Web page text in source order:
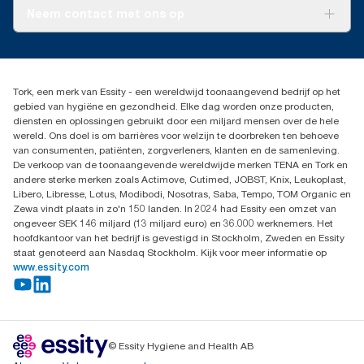
Dispenserklacht
02 766 05 30
Essity Belgium NV
Berkenlaan 8B
1831 MACHELEN
Tork, een merk van Essity - een wereldwijd toonaangevend bedrijf op het
gebied van hygiëne en gezondheid. Elke dag worden onze producten,
diensten en oplossingen gebruikt door een miljard mensen over de hele
wereld. Ons doel is om barrières voor welzijn te doorbreken ten behoeve
van consumenten, patiënten, zorgverleners, klanten en de samenleving.
De verkoop van de toonaangevende wereldwijde merken TENA en Tork en
andere sterke merken zoals Actimove, Cutimed, JOBST, Knix, Leukoplast,
Libero, Libresse, Lotus, Modibodi, Nosotras, Saba, Tempo, TOM Organic en
Zewa vindt plaats in zo'n 150 landen. In 2024 had Essity een omzet van
ongeveer SEK 146 miljard (13 miljard euro) en 36.000 werknemers. Het
hoofdkantoor van het bedrijf is gevestigd in Stockholm, Zweden en Essity
staat genoteerd aan Nasdaq Stockholm. Kijk voor meer informatie op
www.essity.com
© Essity Hygiene and Health AB